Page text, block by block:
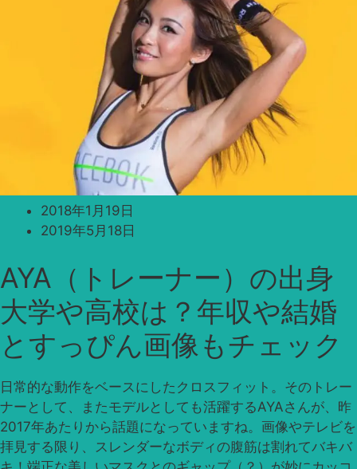
2018年1月19日
2019年5月18日
AYA（トレーナー）の出身
大学や高校は？年収や結婚
とすっぴん画像もチェック
日常的な動作をベースにしたクロスフィット。そのトレー
ナーとして、またモデルとしても活躍するAYAさんが、昨
2017年あたりから話題になっていますね。画像やテレビを
拝見する限り、スレンダーなボディの腹筋は割れてバキバ